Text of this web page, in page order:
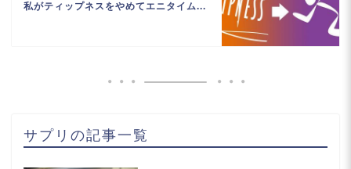
私がティップネスをやめてエニタイム...
サプリの記事一覧